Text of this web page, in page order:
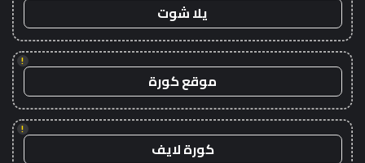
يلا شوت
!
موقع كورة
!
كورة لايف